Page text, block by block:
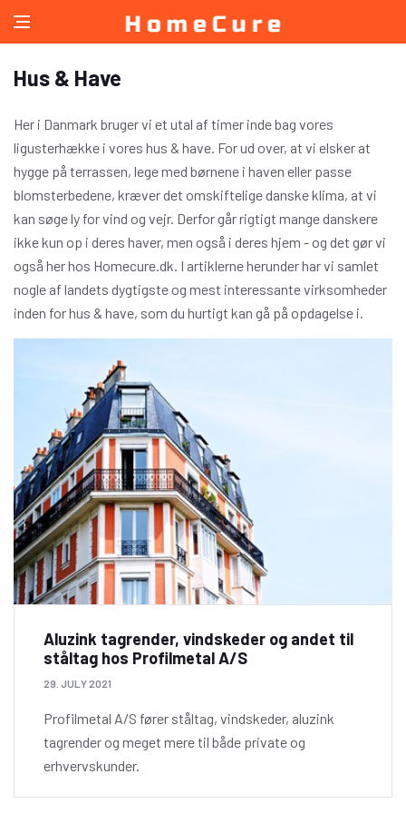
Hus & Have
Her i Danmark bruger vi et utal af timer inde bag vores
ligusterhække i vores hus & have. For ud over, at vi elsker at
hygge på terrassen, lege med børnene i haven eller passe
blomsterbedene, kræver det omskiftelige danske klima, at vi
kan søge ly for vind og vejr. Derfor går rigtigt mange danskere
ikke kun op i deres haver, men også i deres hjem - og det gør vi
også her hos Homecure.dk. I artiklerne herunder har vi samlet
nogle af landets dygtigste og mest interessante virksomheder
inden for hus & have, som du hurtigt kan gå på opdagelse i.
Aluzink tagrender, vindskeder og andet til
ståltag hos Profilmetal A/S
29. JULY 2021
Profilmetal A/S fører ståltag, vindskeder, aluzink
tagrender og meget mere til både private og
erhvervskunder.